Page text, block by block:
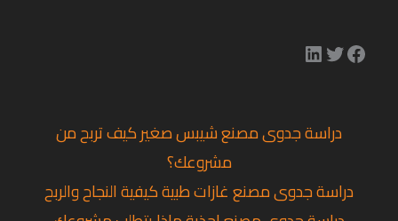
دراسة جدوى مصنع شيبس صغير كيف تربح من
مشروعك؟
دراسة جدوى مصنع غازات طبية كيفية النجاح والربح